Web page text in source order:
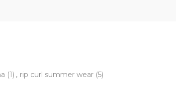
(1) , rip curl summer wear (5)